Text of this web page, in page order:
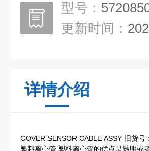
型号：
更新时间：
详情介绍
COVER SENSOR CABLE ASSY 旧货
塑料离心管 塑料离心管的优点是透明或